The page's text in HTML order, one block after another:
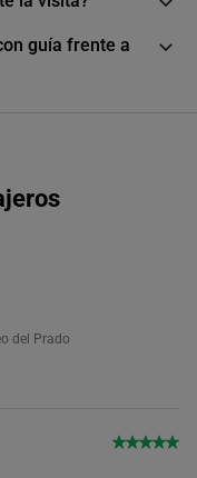
guía frente a
del Prado